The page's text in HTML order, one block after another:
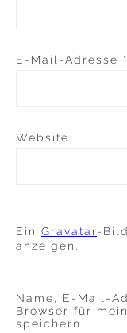
E-Mail-Adresse *
Website
Ein Gravatar-
anzeigen.
Name, E-Mail-
Browser für
speichern.